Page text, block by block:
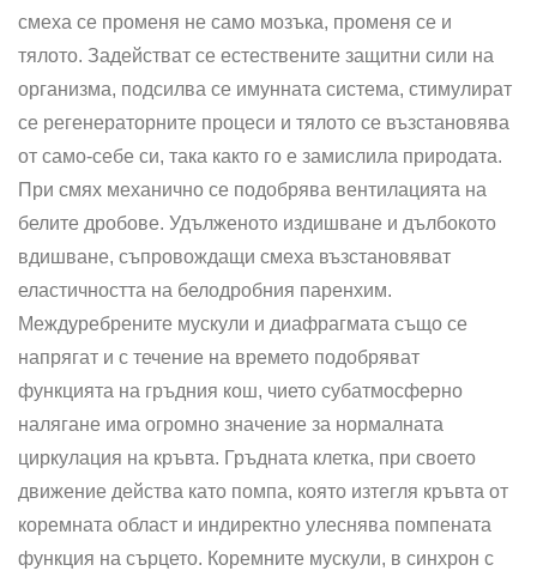
смеха се променя не само мозъка, променя се и
тялото. Задействат се естествените защитни сили на
организма, подсилва се имунната система, стимулират
се регенераторните процеси и тялото се възстановява
от само-себе си, така както го е замислила природата.
При смях механично се подобрява вентилацията на
белите дробове. Удълженото издишване и дълбокото
вдишване, съпровождащи смеха възстановяват
еластичността на белодробния паренхим.
Междуребрените мускули и диафрагмата също се
напрягат и с течение на времето подобряват
функцията на гръдния кош, чието субатмосферно
налягане има огромно значение за нормалната
циркулация на кръвта. Гръдната клетка, при своето
движение действа като помпа, която изтегля кръвта от
коремната област и индиректно улеснява помпената
функция на сърцето. Коремните мускули, в синхрон с